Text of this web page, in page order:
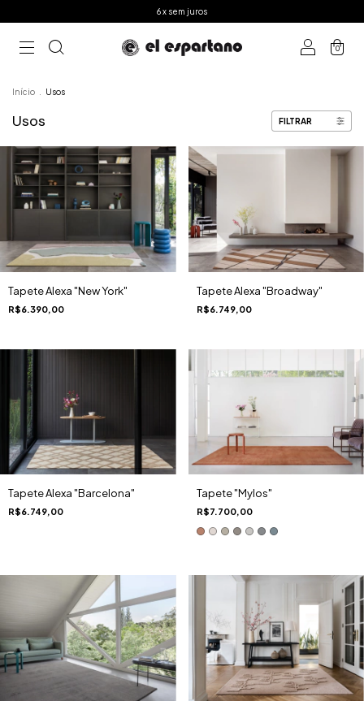
6 x sem juros
0
Início Usos
Usos FILTRAR
Tapete Alexa "New York"
R$6.390,00
Tapete Alexa "Broadway"
R$6.749,00
Tapete Alexa "Barcelona"
R$6.749,00
Tapete "Mylos"
R$7.700,00